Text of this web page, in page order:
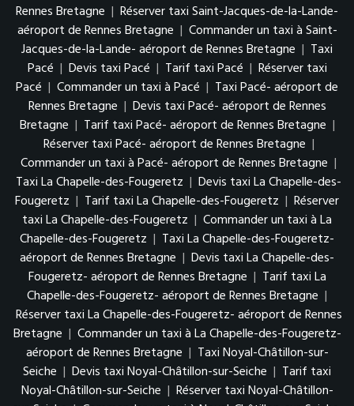
Rennes Bretagne | Réserver taxi Saint-Jacques-de-la-Lande-
aéroport de Rennes Bretagne | Commander un taxi à Saint-
Jacques-de-la-Lande- aéroport de Rennes Bretagne | Taxi
Pacé | Devis taxi Pacé | Tarif taxi Pacé | Réserver taxi
Pacé | Commander un taxi à Pacé | Taxi Pacé- aéroport de
Rennes Bretagne | Devis taxi Pacé- aéroport de Rennes
Bretagne | Tarif taxi Pacé- aéroport de Rennes Bretagne |
Réserver taxi Pacé- aéroport de Rennes Bretagne |
Commander un taxi à Pacé- aéroport de Rennes Bretagne |
Taxi La Chapelle-des-Fougeretz | Devis taxi La Chapelle-des-
Fougeretz | Tarif taxi La Chapelle-des-Fougeretz | Réserver
taxi La Chapelle-des-Fougeretz | Commander un taxi à La
Chapelle-des-Fougeretz | Taxi La Chapelle-des-Fougeretz-
aéroport de Rennes Bretagne | Devis taxi La Chapelle-des-
Fougeretz- aéroport de Rennes Bretagne | Tarif taxi La
Chapelle-des-Fougeretz- aéroport de Rennes Bretagne |
Réserver taxi La Chapelle-des-Fougeretz- aéroport de Rennes
Bretagne | Commander un taxi à La Chapelle-des-Fougeretz-
aéroport de Rennes Bretagne | Taxi Noyal-Châtillon-sur-
Seiche | Devis taxi Noyal-Châtillon-sur-Seiche | Tarif taxi
Noyal-Châtillon-sur-Seiche | Réserver taxi Noyal-Châtillon-